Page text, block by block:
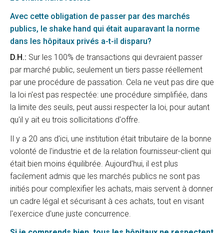
Avec cette obligation de passer par des marchés
publics, le shake hand qui était auparavant la norme
dans les hôpitaux privés a-t-il disparu?
D.H.: Sur les 100% de transactions qui devraient passer
par marché public, seulement un tiers passe réellement
par une procédure de passation. Cela ne veut pas dire que
la loi n'est pas respectée: une procédure simplifiée, dans
la limite des seuils, peut aussi respecter la loi, pour autant
qu'il y ait eu trois sollicitations d'offre.
Il y a 20 ans d'ici, une institution était tributaire de la bonne
volonté de l'industrie et de la relation fournisseur-client qui
était bien moins équilibrée. Aujourd'hui, il est plus
facilement admis que les marchés publics ne sont pas
initiés pour complexifier les achats, mais servent à donner
un cadre légal et sécurisant à ces achats, tout en visant
l'exercice d'une juste concurrence.